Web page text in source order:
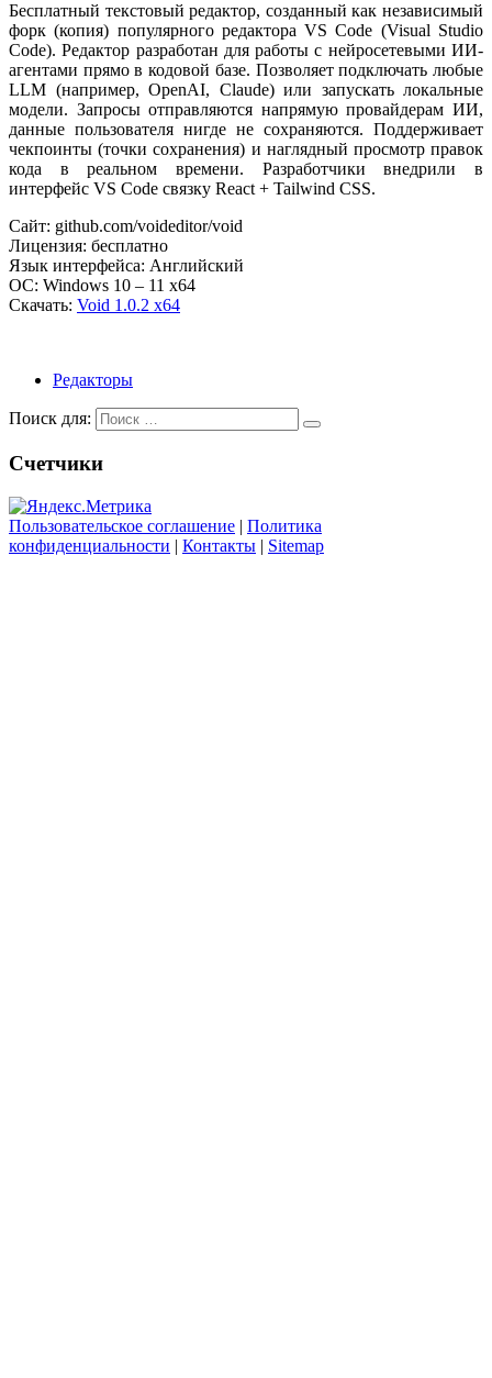
Бесплатный текстовый редактор, созданный как независимый
форк (копия) популярного редактора VS Code (Visual Studio
Code). Редактор разработан для работы с нейросетевыми ИИ-
агентами прямо в кодовой базе. Позволяет подключать любые
LLM (например, OpenAI, Claude) или запускать локальные
модели. Запросы отправляются напрямую провайдерам ИИ,
данные пользователя нигде не сохраняются. Поддерживает
чекпоинты (точки сохранения) и наглядный просмотр правок
кода в реальном времени. Разработчики внедрили в
интерфейс VS Code связку React + Tailwind CSS.
Сайт: github.com/voideditor/void
Лицензия: бесплатно
Язык интерфейса: Английский
ОС: Windows 10 – 11 x64
Скачать: Void 1.0.2 x64
Редакторы
Поиск для:
Счетчики
Пользовательское соглашение | Политика
конфиденциальности | Контакты | Sitemap